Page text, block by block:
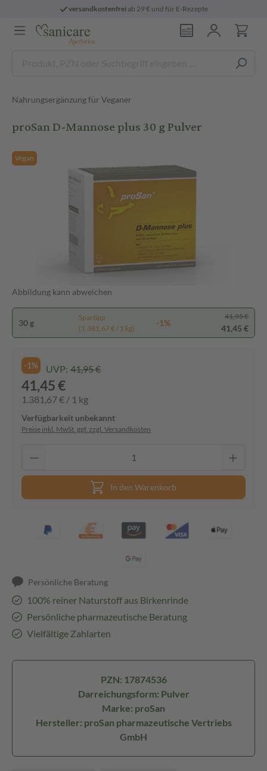
versandkostenfreiab 29 € und für E-Rezepte
Nahrungsergänzung für Veganer
proSan D-Mannose plus 30 g Pulver
Vegan
Abbildung kann abweichen
30 g
Spartipp
(1.381,67 € / 1 kg)
-1%
41,95 €
41,45 €
-1% UVP: 41,95 €
41,45 €
1.381,67 € / 1 kg
Verfügbarkeit unbekannt
Preise inkl. MwSt. ggf. zzgl. Versandkosten
In den Warenkorb
Persönliche Beratung
100% reiner Naturstoff aus Birkenrinde
Persönliche pharmazeutische Beratung
Vielfältige Zahlarten
PZN: 17874536
Darreichungsform: Pulver
Marke: proSan
Hersteller: proSan pharmazeutische Vertriebs
GmbH